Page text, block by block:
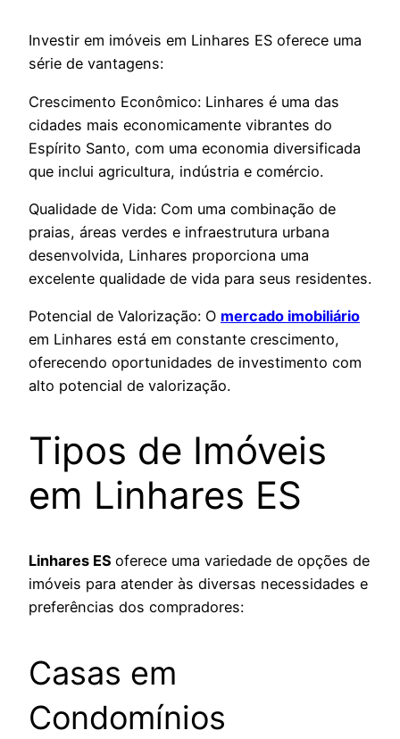
Investir em imóveis em Linhares ES oferece uma
série de vantagens:
Crescimento Econômico: Linhares é uma das
cidades mais economicamente vibrantes do
Espírito Santo, com uma economia diversificada
que inclui agricultura, indústria e comércio.
Qualidade de Vida: Com uma combinação de
praias, áreas verdes e infraestrutura urbana
desenvolvida, Linhares proporciona uma
excelente qualidade de vida para seus residentes.
Potencial de Valorização: O mercado imobiliário
em Linhares está em constante crescimento,
oferecendo oportunidades de investimento com
alto potencial de valorização.
Tipos de Imóveis
em Linhares ES
Linhares ES oferece uma variedade de opções de
imóveis para atender às diversas necessidades e
preferências dos compradores:
Casas em
Condomínios